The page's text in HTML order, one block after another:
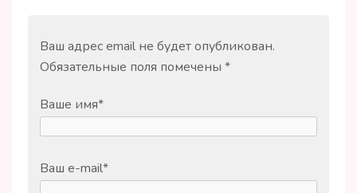
Ваш адрес email не будет опубликован.
Обязательные поля помечены *
Ваше имя*
Ваш e-mail*